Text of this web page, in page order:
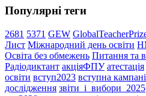
Популярні теги
2681 5371 GEW
Лист Міжнародний день освіти
Освіта без обмежень Питання та
Радіодиктант акціяФПУ атестація
освіти вступ2023 вступна
дослідження звіти_і_вибори_2025